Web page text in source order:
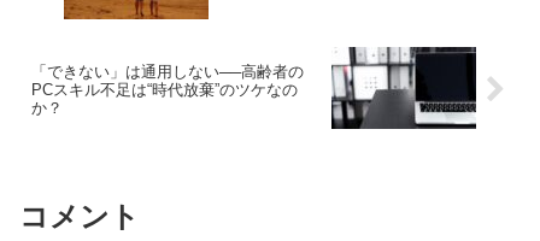
「できない」は通用しない──高齢者の
PCスキル不足は“時代放棄”のツケなの
か？
コメント